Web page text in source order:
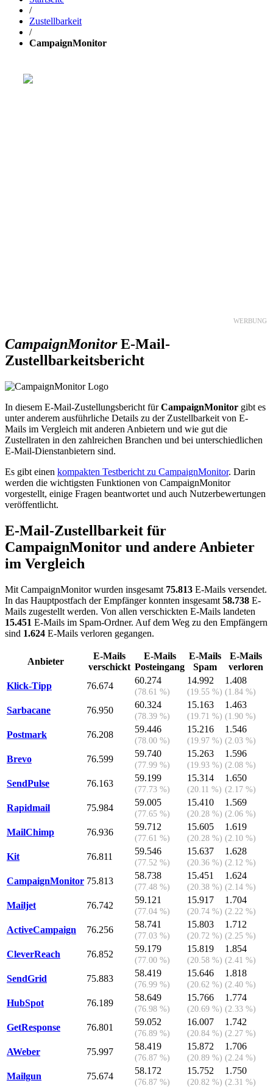
/
Zustellbarkeit
/
CampaignMonitor
WERBUNG
CampaignMonitorE-Mail-
Zustellbarkeitsbericht
In diesem E-Mail-Zustellungsbericht fürCampaignMonitor gibt es
unter anderem ausführliche Details zu der Zustellbarkeit von E-
Mails im Vergleich mit anderen Anbietern und wie gut die
Zustellraten in den zahlreichen Branchen und bei unterschiedlichen
E-Mail-Dienstanbietern sind.
Es gibt einen kompakten Testbericht zu CampaignMonitor. Darin
werden die wichtigsten Funktionen von CampaignMonitor
vorgestellt, einige Fragen beantwortet und auch Nutzerbewertungen
veröffentlicht.
E-Mail-Zustellbarkeit für
CampaignMonitor und andere Anbieter
im Vergleich
Mit CampaignMonitor wurden insgesamt 75.813 E-Mails versendet.
In das Hauptpostfach der Empfänger konnten insgesamt 58.738 E-
Mails zugestellt werden. Von allen verschickten E-Mails landeten
15.451 E-Mails im Spam-Ordner. Auf dem Weg zu den Empfängern
sind 1.624 E-Mails verloren gegangen.
Anbieter
E-Mails
verschickt
E-Mails
Posteingang
E-Mails
Spam
E-Mails
verloren
Klick-Tipp
76.674
60.274
(78.61 %)
14.992
(19.55 %)
1.408
(1.84 %)
Sarbacane 76.950
60.324
(78.39 %)
15.163
(19.71 %)
1.463
(1.90 %)
Postmark 76.208
59.446
(78.00 %)
15.216
(19.97 %)
1.546
(2.03 %)
Brevo 76.599
59.740
(77.99 %)
15.263
(19.93 %)
1.596
(2.08 %)
SendPulse 76.163
59.199
(77.73 %)
15.314
(20.11 %)
1.650
(2.17 %)
Rapidmail 75.984
59.005
(77.65 %)
15.410
(20.28 %)
1.569
(2.06 %)
MailChimp 76.936
59.712
(77.61 %)
15.605
(20.28 %)
1.619
(2.10 %)
Kit 76.811
59.546
(77.52 %)
15.637
(20.36 %)
1.628
(2.12 %)
CampaignMonitor 75.813
58.738
(77.48 %)
15.451
(20.38 %)
1.624
(2.14 %)
Mailjet 76.742
59.121
(77.04 %)
15.917
(20.74 %)
1.704
(2.22 %)
ActiveCampaign 76.256
58.741
(77.03 %)
15.803
(20.72 %)
1.712
(2.25 %)
CleverReach 76.852
59.179
(77.00 %)
15.819
(20.58 %)
1.854
(2.41 %)
SendGrid 75.883
58.419
(76.99 %)
15.646
(20.62 %)
1.818
(2.40 %)
HubSpot 76.189
58.649
(76.98 %)
15.766
(20.69 %)
1.774
(2.33 %)
GetResponse 76.801
59.052
(76.89 %)
16.007
(20.84 %)
1.742
(2.27 %)
AWeber 75.997
58.419
(76.87 %)
15.872
(20.89 %)
1.706
(2.24 %)
Mailgun 75.674
58.172
(76.87 %)
15.752
(20.82 %)
1.750
(2.31 %)